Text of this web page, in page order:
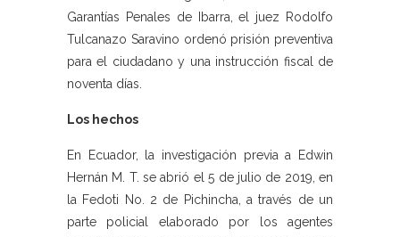
Garantías Penales de Ibarra, el juez Rodolfo
Tulcanazo Saravino ordenó prisión preventiva
para el ciudadano y una instrucción fiscal de
noventa días.
Los hechos
En Ecuador, la investigación previa a Edwin
Hernán M. T. se abrió el 5 de julio de 2019, en
la Fedoti No. 2 de Pichincha, a través de un
parte policial elaborado por los agentes